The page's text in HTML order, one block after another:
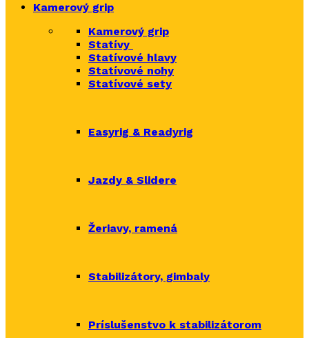
Kamerový grip
Kamerový grip
Statívy
Statívové hlavy
Statívové nohy
Statívové sety
Easyrig & Readyrig
Jazdy & Slidere
Žeriavy, ramená
Stabilizátory, gimbaly
Príslušenstvo k stabilizátorom